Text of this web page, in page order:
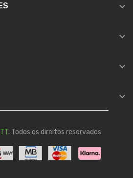




. Todos os direitos reservados